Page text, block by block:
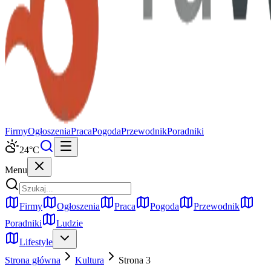
FirmyOgłoszeniaPracaPogodaPrzewodnikPoradniki
24°C
Menu
Firmy Ogłoszenia Praca Pogoda
Przewodnik
Poradniki
Ludzie
Lifestyle
Strona główna
Kultura Strona 3